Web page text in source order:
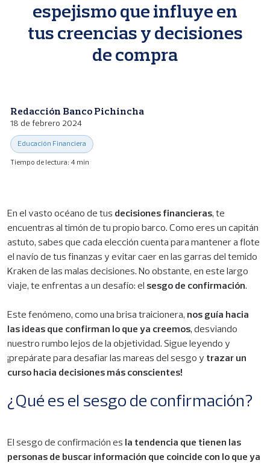
espejismo que influye en
tus creencias y decisiones
de compra
Redacción Banco Pichincha
18 de febrero 2024
Educación Financiera
Tiempo de lectura: 4 min
En el vasto océano de tus decisiones financieras, te
encuentras al timón de tu propio barco. Como eres un capitán
astuto, sabes que cada elección cuenta para mantener a flote
el navío de tus finanzas y evitar caer en las garras del temido
Kraken de las malas decisiones. No obstante, en este largo
viaje, te enfrentas a un desafío: el sesgo de confirmación.
Este fenómeno, como una brisa traicionera, nos guía hacia
las ideas que confirman lo que ya creemos, desviando
nuestro rumbo lejos de la objetividad. Sigue leyendo y
¡prepárate para desafiar las mareas del sesgo y trazar un
curso hacia decisiones más conscientes!
¿Qué es el sesgo de confirmación?
El sesgo de confirmación es la tendencia que tienen las
personas de buscar información que coincide con lo que ya